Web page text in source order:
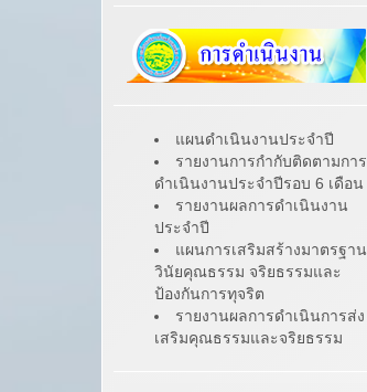
แผนดำเนินงานประจำปี
รายงานการกำกับติดตามการ
ดำเนินงานประจำปีรอบ 6 เดือน
รายงานผลการดำเนินงาน
ประจำปี
แผนการเสริมสร้างมาตรฐาน
วินัยคุณธรรม จริยธรรมและ
ป้องกันการทุจริต
รายงานผลการดำเนินการส่ง
เสริมคุณธรรมและจริยธรรม